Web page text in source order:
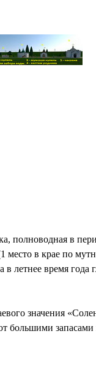
полноводная в
в крае по
летнее время года
значения
большими